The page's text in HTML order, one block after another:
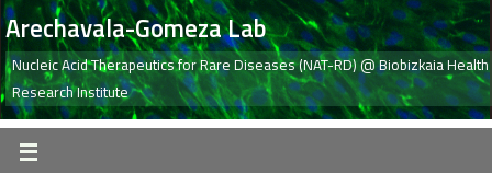
Arechavala-Gomeza Lab
Nucleic Acid Therapeutics for Rare Diseases (NAT-RD) @ Biobizkaia Health
Research Institute